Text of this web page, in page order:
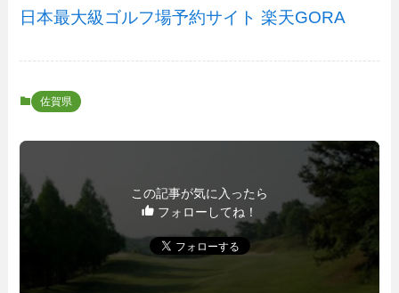
日本最大級ゴルフ場予約サイト 楽天GORA
佐賀県
この記事が気に入ったら
フォローしてね！